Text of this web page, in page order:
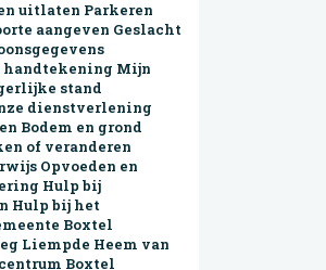
uitlaten Parkeren
aangeven Geslacht
handtekening Mijn
stand
dienstverlening
Bodem en grond
of veranderen
Opvoeden en
Hulp bij
Hulp bij het
Boxtel
Liempde Heem van
Boxtel